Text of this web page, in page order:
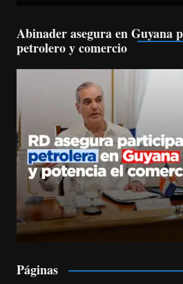
Abinader asegura en Guyana
petrolero y comercio
Páginas